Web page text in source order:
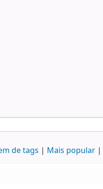
de tags Mais popular